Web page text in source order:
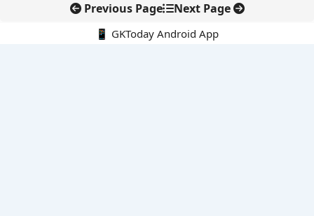
Previous Page Next Page
📱 GKToday Android App